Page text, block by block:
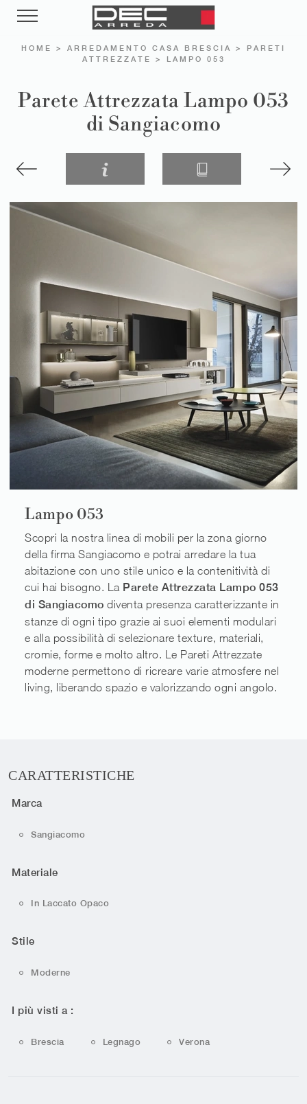
HOME > ARREDAMENTO CASA BRESCIA > PARETI
ATTREZZATE
> LAMPO 053
Parete Attrezzata Lampo 053
di Sangiacomo
Lampo 053
Scopri la nostra linea di mobili per la zona giorno
della firma Sangiacomo e potrai arredare la tua
abitazione con uno stile unico e la contenitività di
cui hai bisogno. La Parete Attrezzata Lampo 053
di Sangiacomo diventa presenza caratterizzante in
stanze di ogni tipo grazie ai suoi elementi modulari
e alla possibilità di selezionare texture, materiali,
cromie, forme e molto altro. Le Pareti Attrezzate
moderne permettono di ricreare varie atmosfere nel
living, liberando spazio e valorizzando ogni angolo.
CARATTERISTICHE
Marca
Sangiacomo
Materiale
In Laccato Opaco
Stile
Moderne
I più visti a :
Brescia Legnago Verona